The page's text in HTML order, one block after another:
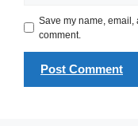
Save my name, email,
comment.